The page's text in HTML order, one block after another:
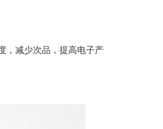
，减少次品，提高电子产